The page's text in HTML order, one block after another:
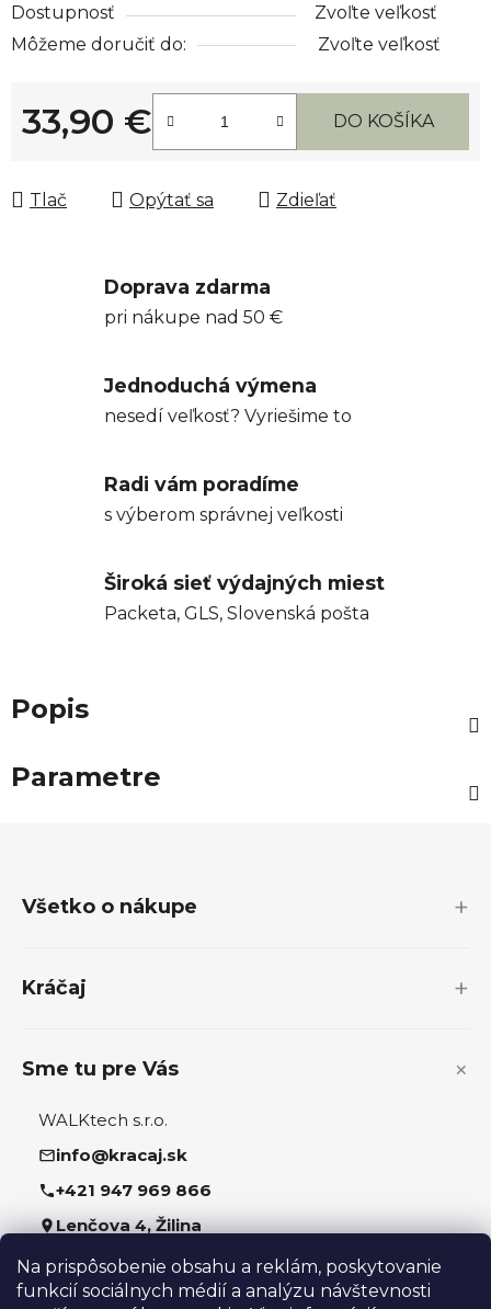
Na prispôsobenie obsahu a reklám, poskytovanie
funkcií sociálnych médií a analýzu návštevnosti
Dostupnosť
Zvoľte veľkosť
Môžeme doručiť do:
Zvoľte veľkosť
33,90 €
Jednotková cena:
DO KOŠÍKA
Tlač Opýtať sa Zdieľať
Doprava zdarma
pri nákupe nad 50 €
Jednoduchá výmena
nesedí veľkosť? Vyriešime to
Radi vám poradíme
s výberom správnej veľkosti
Široká sieť výdajných miest
Packeta, GLS, Slovenská pošta
Popis
Parametre
Všetko o nákupe
Kráčaj
Sme tu pre Vás
WALKtech s.r.o.
info@kracaj.sk
+421 947 969 866
Lenčova 4, Žilina
Sledujte nás